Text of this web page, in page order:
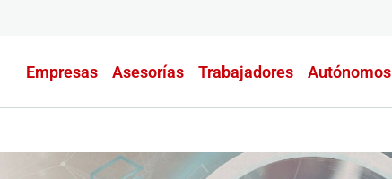
Empresas Asesorías Trabajadores Autónomos